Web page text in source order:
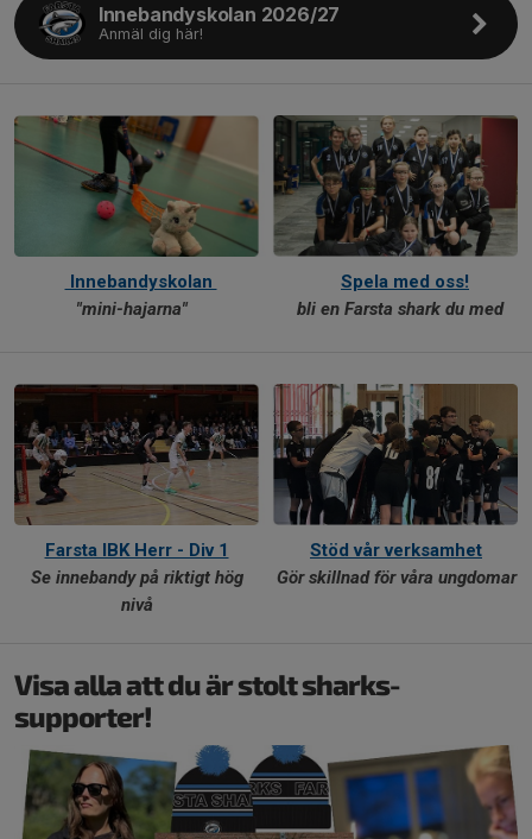
Innebandyskolan 2026/27
Anmäl dig här!
Innebandyskolan
"mini-hajarna"
Spela med oss!
bli en Farsta shark du med
Farsta IBK Herr - Div 1
Se innebandy på riktigt hög
nivå
Stöd vår verksamhet
Gör skillnad för våra ungdomar
Visa alla att du är stolt sharks-
supporter!